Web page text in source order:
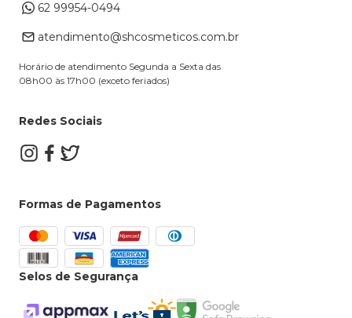
Dúvidas Frequentes
Alterar Cadastro
62 99954-0494
atendimento@shcosmeticos.com.br
Horário de atendimento Segunda a Sexta das
08h00 às 17h00 (exceto feriados)
Redes Sociais
Formas de Pagamentos
Selos de Segurança